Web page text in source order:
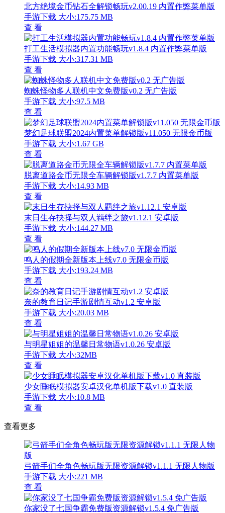
北方绝境金币钻石全解锁畅玩v2.00.19 内置作弊菜单版
手游下载 大小:175.75 MB
查 看
打工生活模拟器内置功能畅玩v1.8.4 内置作弊菜单版
手游下载 大小:317.31 MB
查 看
蜘蛛怪物多人联机中文免费版v0.2 无广告版
手游下载 大小:97.5 MB
查 看
梦幻足球联盟2024内置菜单解锁版v11.050 无限金币版
手游下载 大小:1.67 GB
查 看
脱离道路金币无限全车辆解锁版v1.7.7 内置菜单版
手游下载 大小:14.93 MB
查 看
末日生存抉择与双人羁绊之旅v1.12.1 安卓版
手游下载 大小:144.27 MB
查 看
鸣人的假期全新版本上线v7.0 无限金币版
手游下载 大小:193.24 MB
查 看
奈的教育日记手游剧情互动v1.2 安卓版
手游下载 大小:20.03 MB
查 看
与明星姐姐的温馨日常物语v1.0.26 安卓版
手游下载 大小:32MB
查 看
少女睡眠模拟器安卓汉化单机版下载v1.0 直装版
手游下载 大小:10.8 MB
查 看
查看更多
弓箭手们全角色畅玩版无限资源解锁v1.1.1 无限人物版
手游下载 大小:221 MB
查 看
你家没了七国争霸免费版资源解锁v1.5.4 免广告版